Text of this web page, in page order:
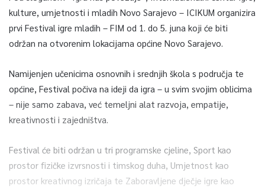
kulture, umjetnosti i mladih Novo Sarajevo – ICIKUM organizira
prvi Festival igre mladih – FIM od 1. do 5. juna koji će biti
održan na otvorenim lokacijama općine Novo Sarajevo.
Namijenjen učenicima osnovnih i srednjih škola s područja te
općine, Festival počiva na ideji da igra – u svim svojim oblicima
– nije samo zabava, već temeljni alat razvoja, empatije,
kreativnosti i zajedništva.
Festival će biti održan u tri programske cjeline, Sport kao
prostor fizičke izvrsnosti i timskog duha, Umjetnost kao
prostor kreativnog izričaja te Zaboravljene dječje igre kao